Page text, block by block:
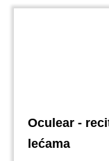
Oculear -
lećama